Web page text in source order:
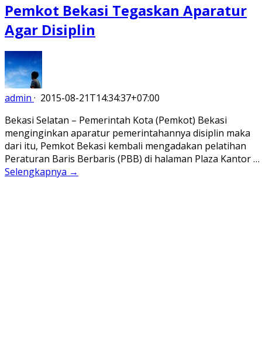
Pemkot Bekasi Tegaskan Aparatur
Agar Disiplin
admin · 2015-08-21T14:34:37+07:00
Bekasi Selatan – Pemerintah Kota (Pemkot) Bekasi
menginginkan aparatur pemerintahannya disiplin maka
dari itu, Pemkot Bekasi kembali mengadakan pelatihan
Peraturan Baris Berbaris (PBB) di halaman Plaza Kantor …
Selengkapnya →